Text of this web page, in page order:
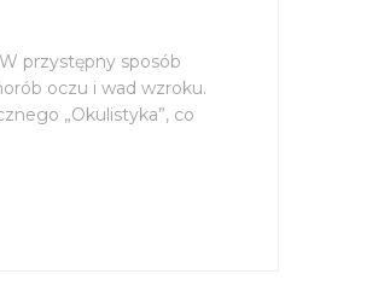
przystępny sposób
oczu i wad wzroku.
„Okulistyka”, co